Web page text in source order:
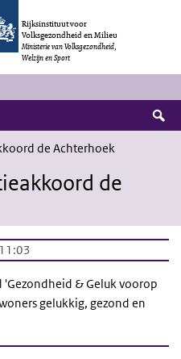
Rijksinstituut voor
Volksgezondheid en Milieu
Ministerie van Volksgezondheid,
Welzijn en Sport
de Achterhoek
de
& Geluk voorop
gelukkig, gezond en